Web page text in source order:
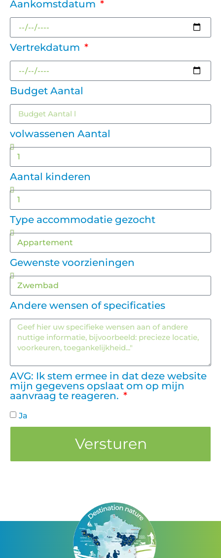
Aankomstdatum
Vertrekdatum
Budget Aantal
volwassenen Aantal
Aantal kinderen
Type accommodatie gezocht
Gewenste voorzieningen
Andere wensen of specificaties
AVG: Ik stem ermee in dat deze website
mijn gegevens opslaat om op mijn
aanvraag te reageren.
Ja
Versturen